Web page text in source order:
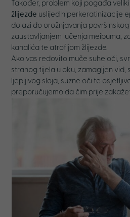
Također, problem koji pogađa
žlijezde uslijed hiperkeratinizacije
dolazi do orožnjavanja
zaustavljanjem lučenja meibuma,
kanalića te atrofijom žlijezde.
Ako vas redovito muče suhe oči,
stranog tijela u oku, zamagljen vid,
ljepljivog sloja, suzne oči te
preporučujemo da čim prije